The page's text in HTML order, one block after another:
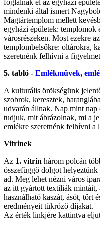
mindenki által ismert
Magtártemplom mellett
egyházi épületek: templomok
városrészeken. Most ezekre
templombelsőkre: oltárokra,
szeretnénk felhívni a
5. tabló - Emlékművek,
A kulturális örökségünk
szobrok, keresztek,
udvarán állnak. Nap mint
tudjuk, mit ábrázolnak, mi a
emlékre szeretnénk felhívni a
Vitrinek
Az 1. vitrin három polcán
összefüggő dolgot
ad. Meg lehet nézni város
az itt gyártott textiliák mintáit,
használható kaszát, ásót, tőrt
eredményeit tükröző díjakat.
Az érték linkjére kattintva